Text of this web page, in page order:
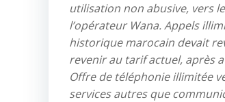
utilisation non abusive, vers
l’opérateur Wana. Appels
historique marocain devait
revenir au tarif actuel, après
Offre de téléphonie illimitée
services autres que